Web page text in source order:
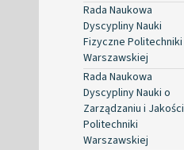
Rada Naukowa
Dyscypliny Nauki
Fizyczne Politechniki
Warszawskiej
Rada Naukowa
Dyscypliny Nauki o
Zarządzaniu i Jakości
Politechniki
Warszawskiej